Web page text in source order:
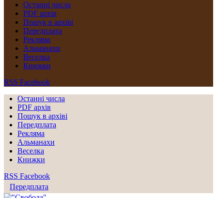
Останні числа
PDF архів
Пошук в архіві
Передплата
Рекляма
Альманахи
Веселка
Книжки
RSS Facebook
Останні числа
PDF архів
Пошук в архіві
Передплата
Рекляма
Альманахи
Веселка
Книжки
RSS Facebook
Передплата